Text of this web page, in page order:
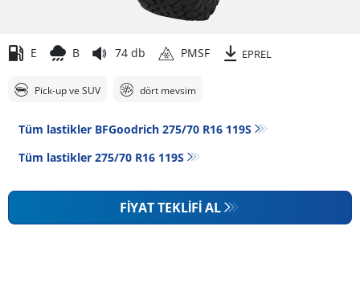
E B 74 db PMSF EPREL
Pick-up ve SUV dört mevsim
Tüm lastikler BFGoodrich 275/70 R16 119S
Tüm lastikler‎ 275/70 R16 119S
FIYAT TEKLIFI AL